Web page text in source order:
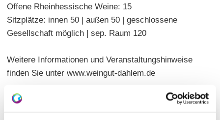
Offene Rheinhessische Weine: 15
Sitzplätze: innen 50 | außen 50 | geschlossene
Gesellschaft möglich | sep. Raum 120
Weitere Informationen und Veranstaltungshinweise
finden Sie unter www.weingut-dahlem.de